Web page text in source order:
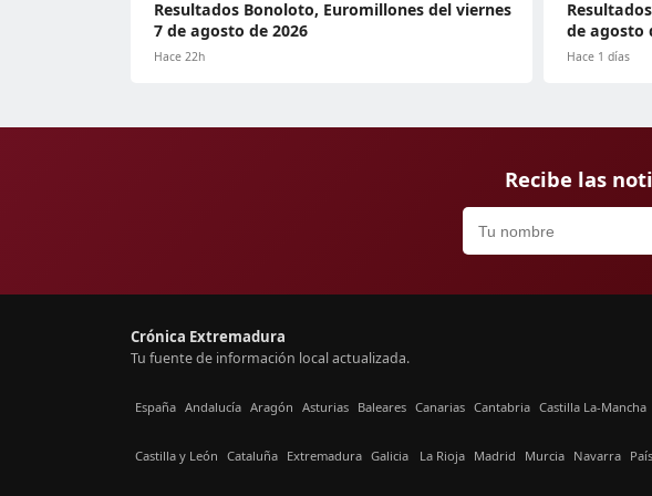
Resultados Bonoloto, Euromillones del viernes
7 de agosto de 2026
Hace 22h
de agosto
Hace 1 días
Recibe las
Crónica Extremadura
Tu fuente de información local actualizada.
España Andalucía Aragón Asturias Baleares Canarias Cantabria Castilla La-Mancha
Castilla y León Cataluña Extremadura Galicia La Rioja Madrid Murcia Navarra